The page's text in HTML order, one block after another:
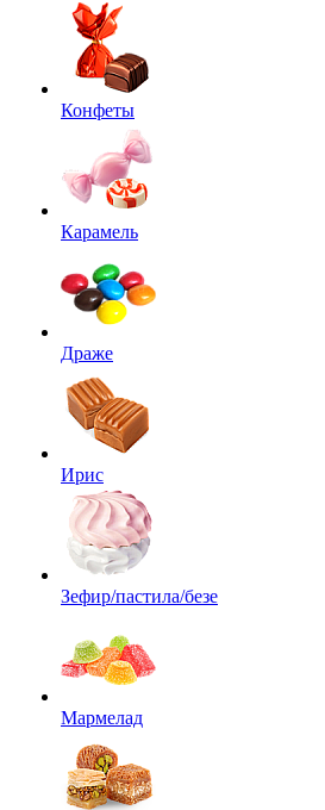
Конфеты
Карамель
Драже
Ирис
Зефир/пастила/безе
Мармелад